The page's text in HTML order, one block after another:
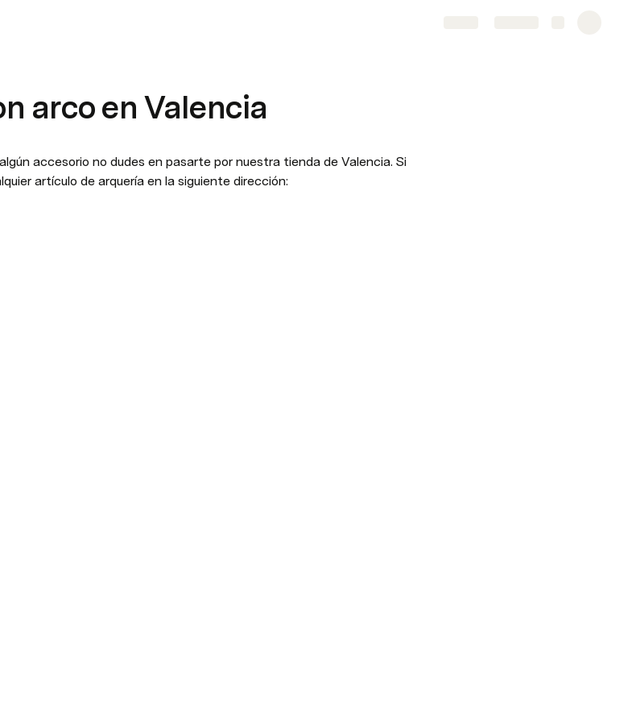
arco en Valencia
accesorio no dudes en pasarte por nuestra tienda de Valencia. Si
artículo de arquería en la siguiente dirección: